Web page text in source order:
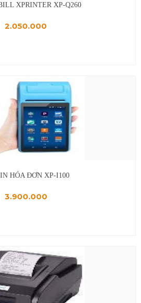
XPRINTER XP-Q260
2.050.000
HÓA ĐƠN XP-I100
3.900.000